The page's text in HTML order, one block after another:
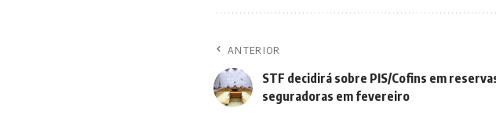
ANTERIOR
STF decidirá sobre PIS/Cofins em
seguradoras em fevereiro